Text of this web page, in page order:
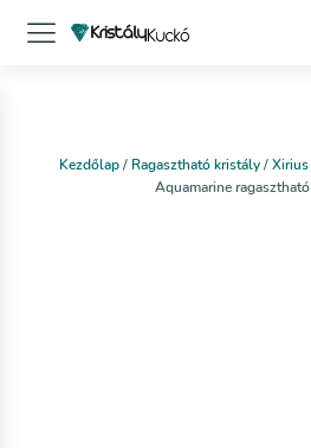
Kezdőlap/ Ragasztható kristály/
Aquamarine